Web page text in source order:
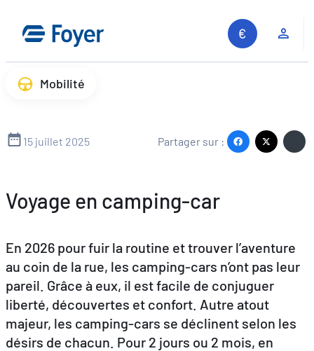
contenu
Recherche sur le site
Mobilité
15 juillet 2025 Partager sur :
Voyage en camping-car
En 2026 pour fuir la routine et trouver l’aventure
au coin de la rue, les camping-cars n’ont pas leur
pareil. Grâce à eux, il est facile de conjuguer
liberté, découvertes et confort. Autre atout
majeur, les camping-cars se déclinent selon les
désirs de chacun. Pour 2 jours ou 2 mois, en